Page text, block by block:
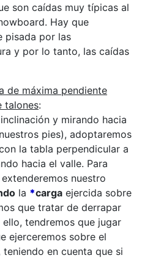
son caídas muy típicas al
Hay que
pisada por las
y por lo tanto, las caídas
de máxima pendiente
talones:
y mirando hacia
pies), adoptaremos
la tabla perpendicular a
hacia el valle. Para
nuestro
la *carga ejercida sobre
que tratar de derrapar
ello, tendremos que jugar
ejerceremos sobre el
en cuenta que si